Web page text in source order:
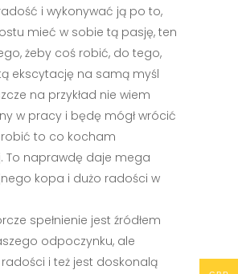
i wykonywać ją po to,
mieć w sobie tą pasję, ten
żeby coś robić, do tego,
ekscytację na samą myśl
na przykład nie wiem
w pracy i będę mógł wrócić
to co kocham
To naprawdę daje mega
kopa i dużo radości w
spełnienie jest źródłem
odpoczynku, ale
radości i też jest doskonalą